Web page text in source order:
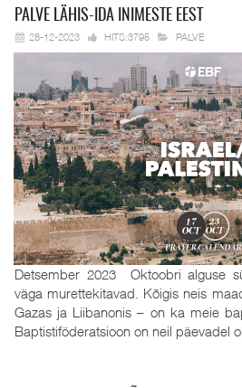
PALVE LÄHIS-IDA INIMESTE EEST
28-12-2023 HITS:3795 PALVE
Detsember 2023 Oktoobri alguse
väga murettekitavad. Kõigis neis
Gazas ja Liibanonis – on ka meie
Baptistiföderatsioon on neil päevadel